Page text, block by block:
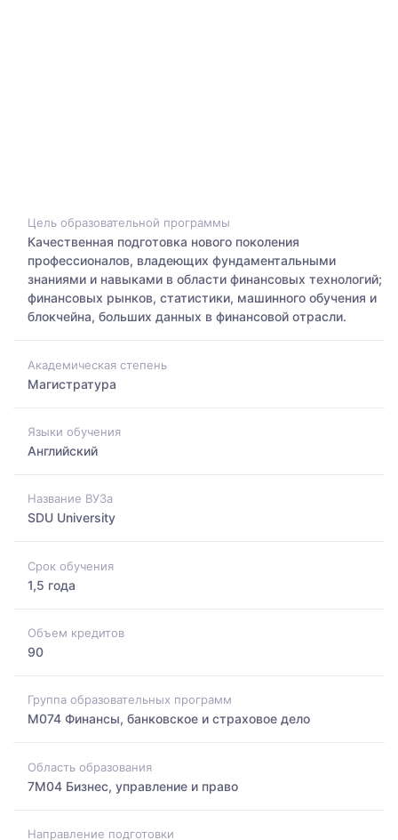
Цель образовательной программы
Качественная подготовка нового поколения
профессионалов, владеющих фундаментальными
знаниями и навыками в области финансовых технологий;
финансовых рынков, статистики, машинного обучения и
блокчейна, больших данных в финансовой отрасли.
Академическая степень
Магистратура
Языки обучения
Английский
Название ВУЗа
SDU University
Срок обучения
1,5 года
Объем кредитов
90
Группа образовательных программ
M074 Финансы, банковское и страховое дело
Область образования
7M04 Бизнес, управление и право
Направление подготовки